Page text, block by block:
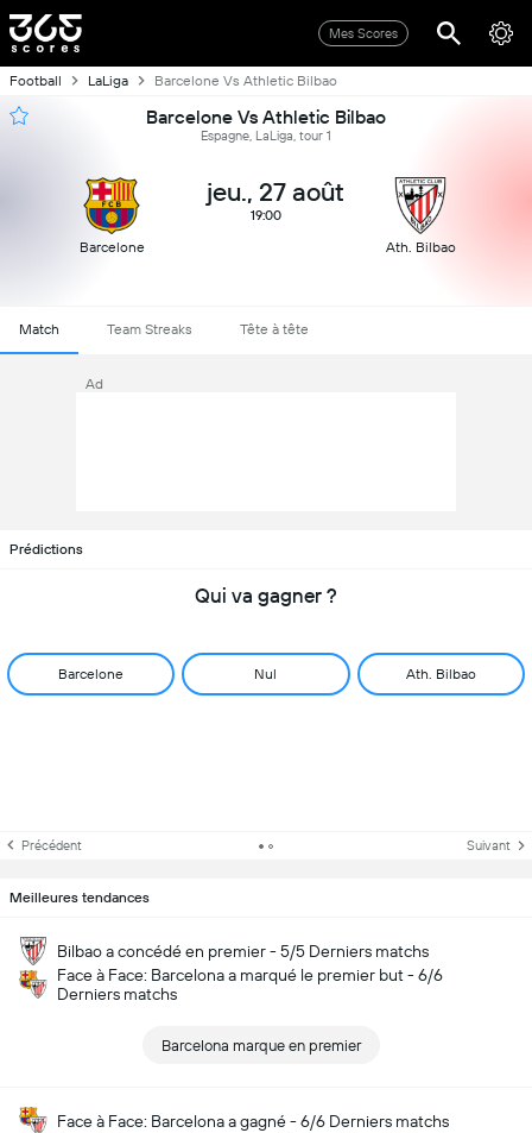
Mes Scores
Football LaLiga Barcelone Vs Athletic Bilbao
Barcelone Vs Athletic Bilbao
Espagne, LaLiga, tour 1
Barcelone
jeu., 27 août
19:00
Ath. Bilbao
Match Team Streaks Tête à tête
Ad
Prédictions
Qui va gagner ?
Barcelone Nul Ath. Bilbao
Précédent Suivant
Meilleures tendances
Bilbao a concédé en premier - 5/5 Derniers matchs
Face à Face: Barcelona a marqué le premier but - 6/6
Derniers matchs
Barcelona marque en premier
Face à Face: Barcelona a gagné - 6/6 Derniers matchs